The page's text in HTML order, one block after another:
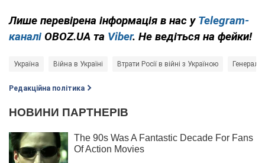
Лише перевірена інформація в нас у Telegram-
каналі OBOZ.UA та Viber. Не ведіться на фейки!
Україна Війна в Україні Втрати Росії в війні з Україною
Редакційна політика